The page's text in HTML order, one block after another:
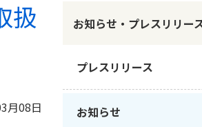
扱
月08日
お知らせ・プレスリリー
プレスリリース
お知らせ